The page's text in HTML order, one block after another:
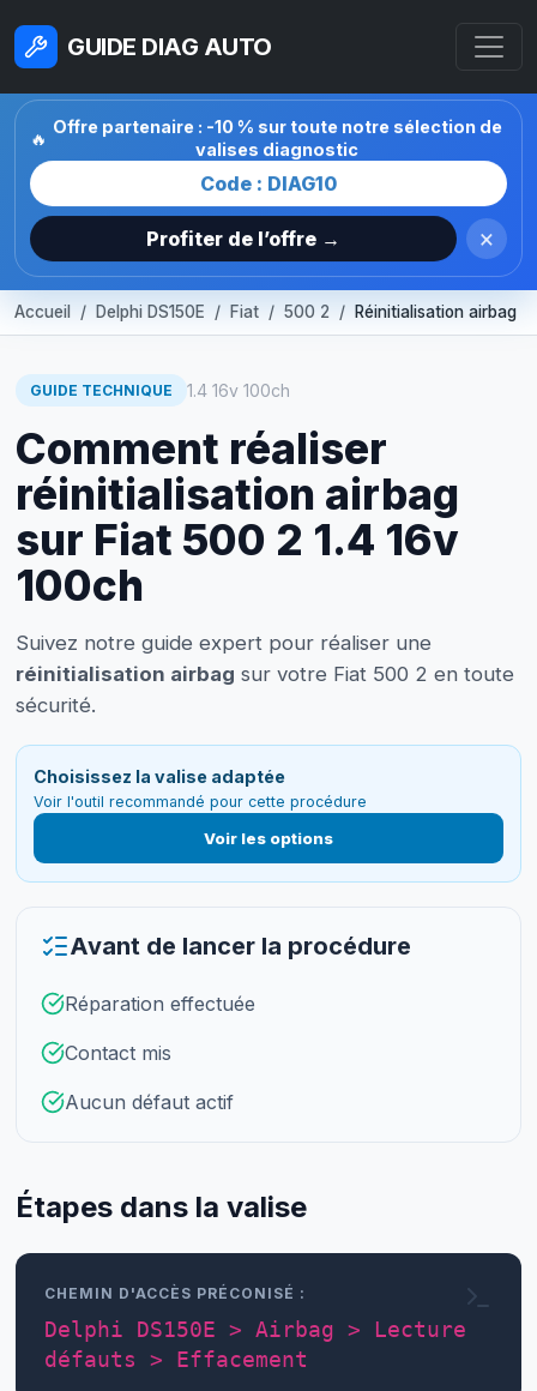
GUIDE DIAG AUTO
🔥
Offre partenaire : -10 % sur toute notre sélection de
valises diagnostic
Code : DIAG10
Profiter de l’offre → ×
Accueil Delphi DS150E Fiat 500 2 Réinitialisation airbag
GUIDE TECHNIQUE 1.4 16v 100ch
Comment réaliser
réinitialisation airbag
sur Fiat 500 2 1.4 16v
100ch
Suivez notre guide expert pour réaliser une
réinitialisation airbag sur votre Fiat 500 2 en toute
sécurité.
Choisissez la valise adaptée
Voir l'outil recommandé pour cette procédure
Voir les options
Avant de lancer la procédure
Réparation effectuée
Contact mis
Aucun défaut actif
Étapes dans la valise
CHEMIN D'ACCÈS PRÉCONISÉ :
Delphi DS150E > Airbag > Lecture
défauts > Effacement